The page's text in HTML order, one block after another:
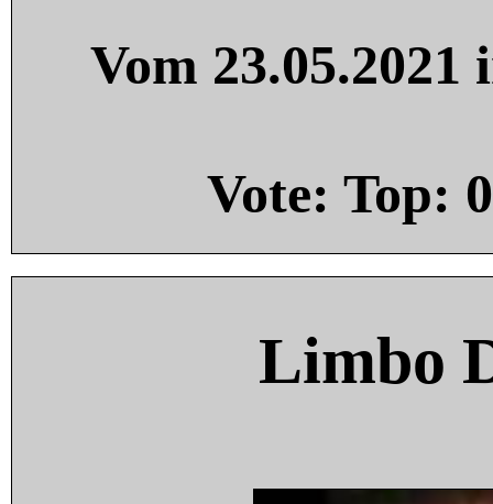
Vom
Vote: Top: 0
Limbo